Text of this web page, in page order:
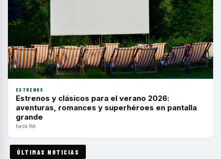
ESTRENOS
Estrenos y clásicos para el verano 2026:
aventuras, romances y superhéroes en pantalla
grande
hace 14h
ÚLTIMAS NOTICIAS